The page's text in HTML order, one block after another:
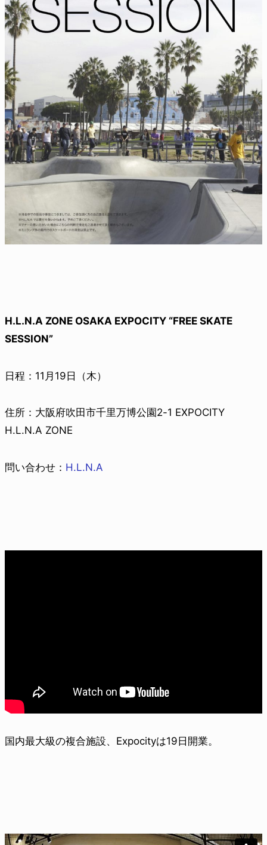
H.L.N.A ZONE OSAKA EXPOCITY “FREE SKATE
SESSION”
日程：11月19日（木）
住所：大阪府吹田市千里万博公園2-1 EXPOCITY
H.L.N.A ZONE
問い合わせ： H.L.N.A
国内最大級の複合施設、Expocityは19日開業。